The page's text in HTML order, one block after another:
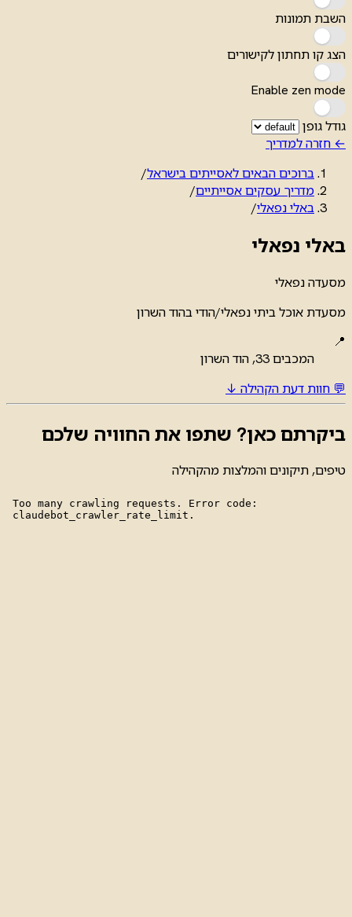
השבת תמונות
הצג קו תחתון לקישורים
Enable zen mode
גודל גופן
← חזרה למדריך
ברוכים הבאים לאסייתים בישראל/
מדריך עסקים אסייתיים/
באלי נפאלי/
באלי נפאלי
מסעדהנפאלי
מסעדת אוכל ביתי נפאלי/הודי בהוד השרון
📍
המכבים 33, הוד השרון
💬 חוות דעת הקהילה ↓
ביקרתם כאן? שתפו את החוויה שלכם
טיפים, תיקונים והמלצות מהקהילה